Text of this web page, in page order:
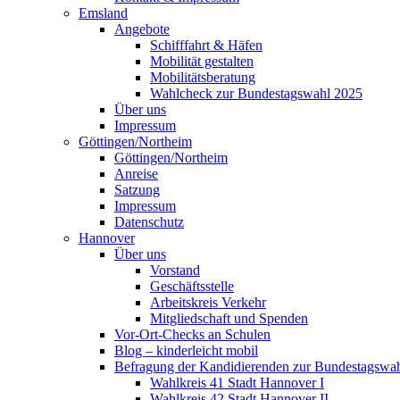
Emsland
Angebote
Schifffahrt & Häfen
Mobilität gestalten
Mobilitätsberatung
Wahlcheck zur Bundestagswahl 2025
Über uns
Impressum
Göttingen/Northeim
Göttingen/Northeim
Anreise
Satzung
Impressum
Datenschutz
Hannover
Über uns
Vorstand
Geschäftsstelle
Arbeitskreis Verkehr
Mitgliedschaft und Spenden
Vor-Ort-Checks an Schulen
Blog – kinderleicht mobil
Befragung der Kandidierenden zur
Wahlkreis 41 Stadt Hannover I